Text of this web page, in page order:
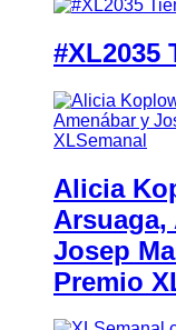
#XL2035
Alicia
Arsuaga,
Josep
Premio